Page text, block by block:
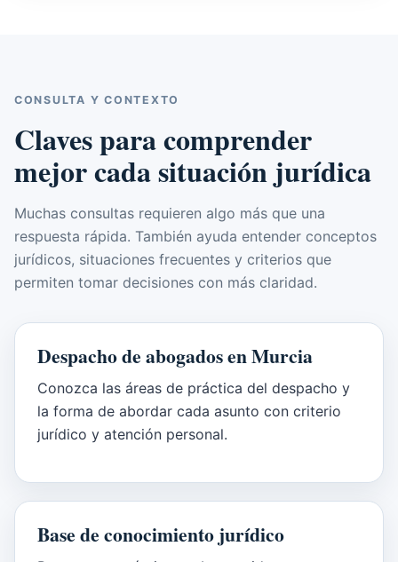
CONSULTA Y CONTEXTO
Claves para comprender
mejor cada situación jurídica
Muchas consultas requieren algo más que una
respuesta rápida. También ayuda entender conceptos
jurídicos, situaciones frecuentes y criterios que
permiten tomar decisiones con más claridad.
Despacho de abogados en Murcia
Conozca las áreas de práctica del despacho y
la forma de abordar cada asunto con criterio
jurídico y atención personal.
Base de conocimiento jurídico